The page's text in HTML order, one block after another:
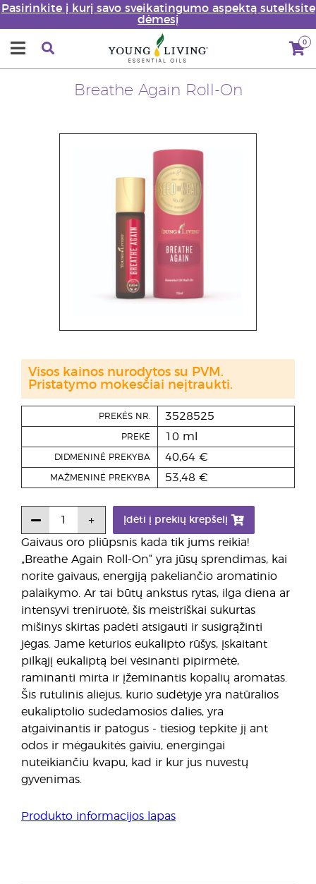
Pasirinkite į kurį savo sveikatingumo aspektą sutelksite
dėmesį
0
Breathe Again Roll-On
Gaivaus oro pliūpsnis kada tik jums reikia!
„Breathe Again Roll-On“ yra jūsų sprendimas, kai
norite gaivaus, energiją pakeliančio aromatinio
palaikymo. Ar tai būtų ankstus rytas, ilga diena ar
intensyvi treniruotė, šis meistriškai sukurtas
mišinys skirtas padėti atsigauti ir susigrąžinti
jėgas. Jame keturios eukalipto rūšys, įskaitant
pilkąjį eukaliptą bei vėsinanti pipirmėtė,
raminanti mirta ir įžeminantis kopalių aromatas.
Šis rutulinis aliejus, kurio sudėtyje yra natūralios
eukaliptolio sudedamosios dalies, yra
atgaivinantis ir patogus - tiesiog tepkite jį ant
odos ir mėgaukitės gaiviu, energingai
nuteikiančiu kvapu, kad ir kur jus nuvestų
gyvenimas.
Produkto informacijos lapas
PREKĖS NR. 3528525
PREKĖ 10 ml
DIDMENINĖ PREKYBA 40,64 €
MAŽMENINĖ PREKYBA 53,48 €
Įdėti į prekių krepšelį
Visos kainos nurodytos su PVM.
Pristatymo mokesčiai neįtraukti.